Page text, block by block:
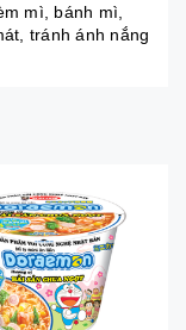
mì, bánh mì,
tránh ánh nắng